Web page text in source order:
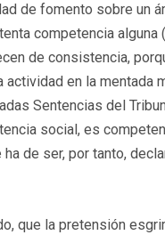
de fomento sobre un
competencia alguna
de consistencia,
actividad en la
Sentencias del
social, es
de ser, por tanto,
que la pretensión